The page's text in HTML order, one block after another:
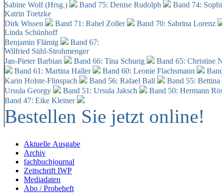
Sabine Wolf (Hrsg.)
Band 75: Denise Rudolph
Band 74:
Katrin Toetzke
Dirk Wissen
Band 71: Rahel Zoller
Band 70: Sabrina Lorenz
Linda Schünhoff
Benjamin Flämig
Band 67:
Wilfried Sühl-Strohmenger
Jan-Pieter Barbian
Band 66: Tina Schurig
Band 65: Christine
Band 61: Martina Haller
Band 60: Leonie Flachsmann
Karin Holste-Flinspach
Band 56: Rafael Ball
Band 55:
Ursula Georgy
Band 51: Ursula Jaksch Band 50: Hermann
Band 47: Eike Kleiner
Bestellen Sie jetzt online!
Aktuelle Ausgabe
Archiv
fachbuchjournal
Zeitschrift IWP
Mediadaten
Abo / Probeheft